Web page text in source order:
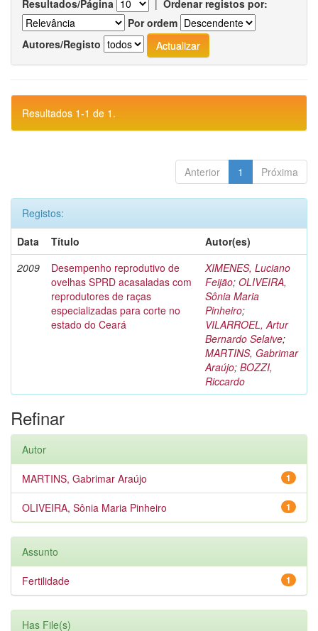
Resultados/Página | Ordenar registos por:
Por ordem
Autores/Registo
Resultados 1-1 de 1.
Anterior 1 Próxima
Registos:
Data
Título
Autor(es)
2009
Desempenho reprodutivo de
ovelhas SPRD acasaladas com
reprodutores de raças
especializadas para corte no
estado do Ceará
XIMENES, Luciano
Feijão; OLIVEIRA,
Sônia Maria
Pinheiro;
VILARROEL, Artur
Bernardo Selaive;
MARTINS, Gabrimar
Araújo; BOZZI,
Riccardo
Refinar
Autor
1
MARTINS, Gabrimar Araújo
1
OLIVEIRA, Sônia Maria Pinheiro
Assunto
1
Fertilidade
Has File(s)